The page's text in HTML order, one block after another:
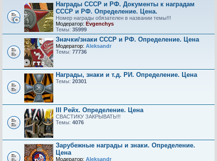
Награды СССР и РФ. Документы к наградам
СССР и РФ. Определение. Цена.
Номер награды обязателен в названии темы!!!
Модератор: Evgenchys
Темы: 35999
Значки/знаки СССР и РФ. Определение. Цена
Модератор: Aleksandr
Темы: 77736
Награды, знаки и т.д. РИ. Определение. Цена
Темы: 20301
III Рейх. Определение. Цена
СВАСТИКУ ЗАКРЫВАТЬ!!!
Темы: 4076
Зарубежные награды и знаки. Определение.
Цена
Модератор: Aleksandr